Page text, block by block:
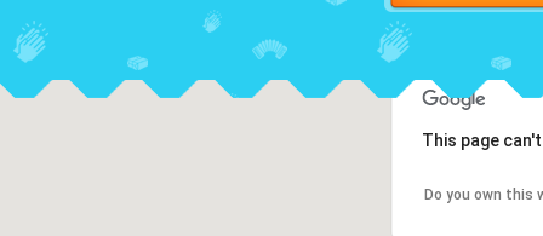
This page
Do you own this